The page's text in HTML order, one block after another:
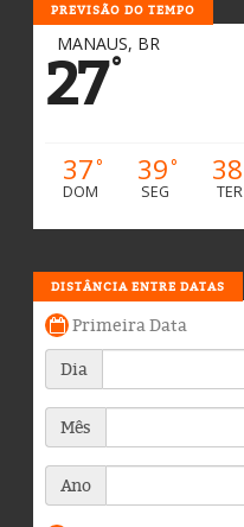
PREVISÃO DO TEMPO
MANAUS, BR
27°
37°
DOM
39°
SEG
38
TER
DISTÂNCIA ENTRE DATAS